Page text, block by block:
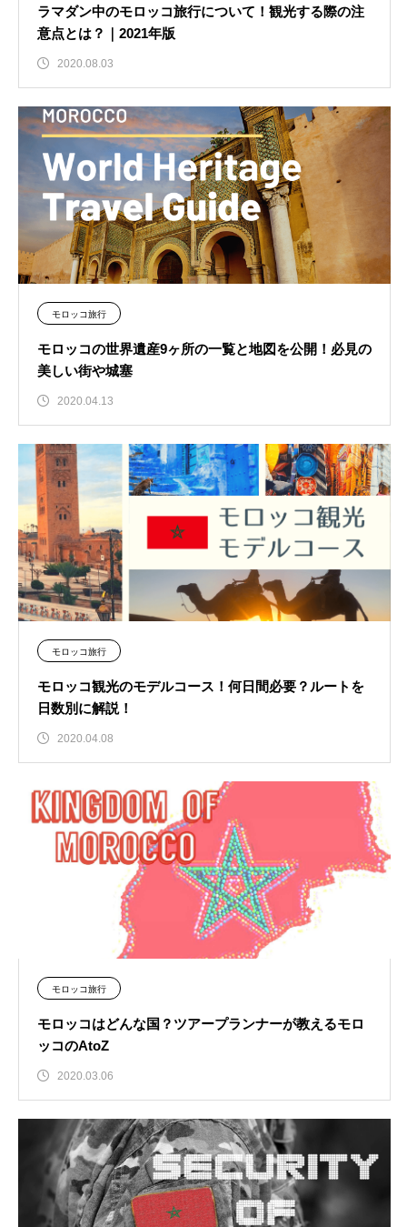
ラマダン中のモロッコ旅行について！観光する際の注
意点とは？｜2021年版
2020.08.03
モロッコ旅行
モロッコの世界遺産9ヶ所の一覧と地図を公開！必見の
美しい街や城塞
2020.04.13
モロッコ旅行
モロッコ観光のモデルコース！何日間必要？ルートを
日数別に解説！
2020.04.08
モロッコ旅行
モロッコはどんな国？ツアープランナーが教えるモロ
ッコのAtoZ
2020.03.06